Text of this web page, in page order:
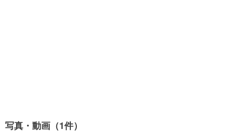
写真・動画（1件）